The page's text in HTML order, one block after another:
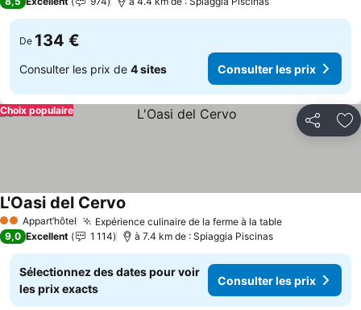
De 134 €
Consulter les prix de 4 sites Consulter les prix
Partager
Choix populaire
2 ÉtoilesAppart’hôtel Expérience culinaire de la ferme à la table
L'Oasi del Cervo
9,0 Excellent 1 114 à 7.4 km de : Spiaggia Piscinas
Sélectionnez des dates pour voir
les prix exacts
Consulter les prix